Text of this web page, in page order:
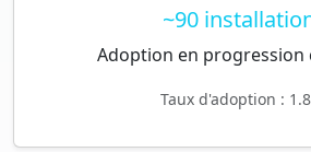
~90
Adoption en progression
Taux d'adoption :